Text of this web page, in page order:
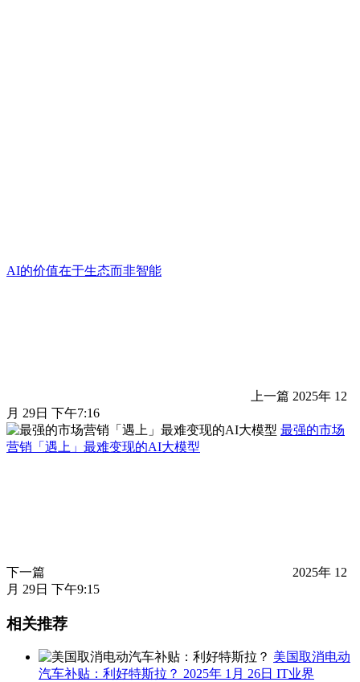
AI的价值在于生态而非智能
上一篇 2025年 12
月 29日 下午7:16
最强的市场
营销「遇上」最难变现的AI大模型
下一篇
2025年 12
月 29日 下午9:15
相关推荐
美国取消电动
汽车补贴：利好特斯拉？ 2025年 1月 26日 IT业界